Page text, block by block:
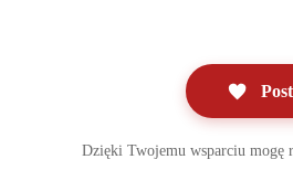
Dzięki Twojemu wsparciu mogę